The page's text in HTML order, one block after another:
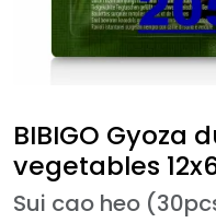
BIBIGO Gyoza
vegetables
Sui cao heo